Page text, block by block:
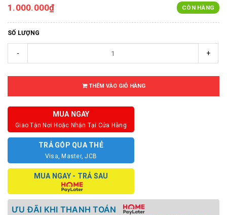
1.000.000₫ CÒN HÀNG
SỐ LƯỢNG
- +
THÊM VÀO GIỎ HÀNG
MUA NGAY
Giao Tận Nơi Hoặc Nhận Tại Cửa Hàng
TRẢ GÓP QUA THẺ
Visa, Master, JCB
MUA NGAY - TRẢ SAU
ƯU ĐÃI KHI THANH TOÁN